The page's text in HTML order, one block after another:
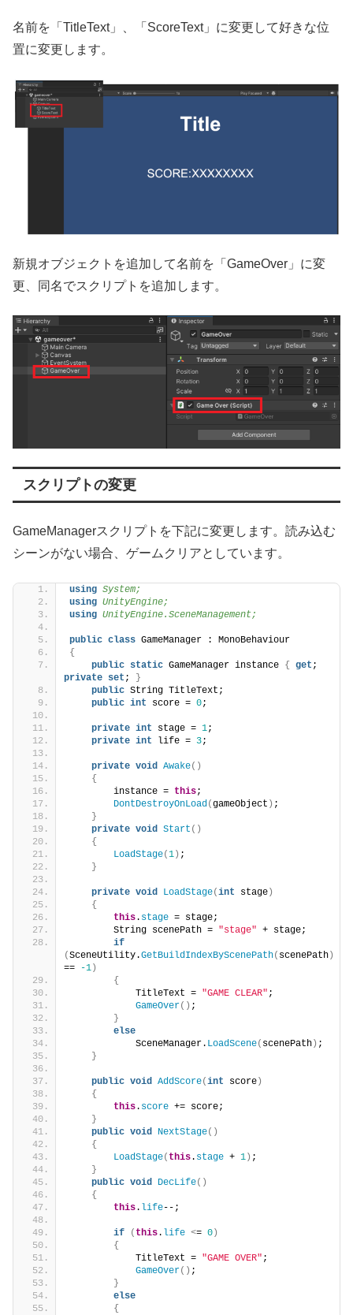
名前を「TitleText」、「ScoreText」に変更して好きな位
置に変更します。
新規オブジェクトを追加して名前を「GameOver」に変
更、同名でスクリプトを追加します。
スクリプトの変更
GameManagerスクリプトを下記に変更します。読み込む
シーンがない場合、ゲームクリアとしています。
using System;
using UnityEngine;
using UnityEngine.SceneManagement;
public class GameManager : MonoBehaviour
{
public static GameManager instance { get
private set ; }
public String TitleText;
public int score = 0;
private int stage = 1;
private int life = 3;
private void Awake()
{
        instance =
this;
DontDestroyOnLoad (gameObject ) ;
}
private void Start ()
{
LoadStage(1) ;
}
private void LoadStage(int stage)
{
this. stage = stage;
        String scenePath =
"stage" + stage;
if
(SceneUtility.GetBuildIndexByScenePath( scenePath)
==
-1)
{
            TitleText =
"GAME CLEAR" ;
GameOver() ;
}
else
            SceneManager.
LoadScene( scenePath) ;
}
public void AddScore(int score)
{
this. score += score;
}
public void NextStage()
{
LoadStage( this. stage + 1) ;
}
public void DecLife()
{
this. life--;
if ( this. life <= 0)
{
            TitleText =
"GAME OVER" ;
GameOver() ;
}
else
{